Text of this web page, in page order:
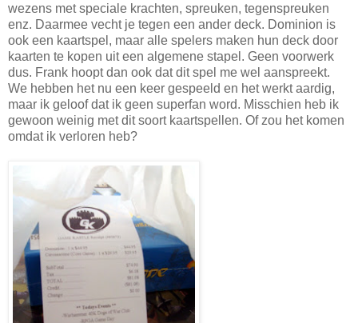
wezens met speciale krachten, spreuken, tegenspreuken
enz. Daarmee vecht je tegen een ander deck. Dominion is
ook een kaartspel, maar alle spelers maken hun deck door
kaarten te kopen uit een algemene stapel. Geen voorwerk
dus. Frank hoopt dan ook dat dit spel me wel aanspreekt.
We hebben het nu een keer gespeeld en het werkt aardig,
maar ik geloof dat ik geen superfan word. Misschien heb ik
gewoon weinig met dit soort kaartspellen. Of zou het komen
omdat ik verloren heb?